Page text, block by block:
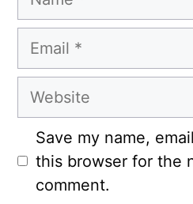
Email
Website
Save my name,
this browser for the
comment.